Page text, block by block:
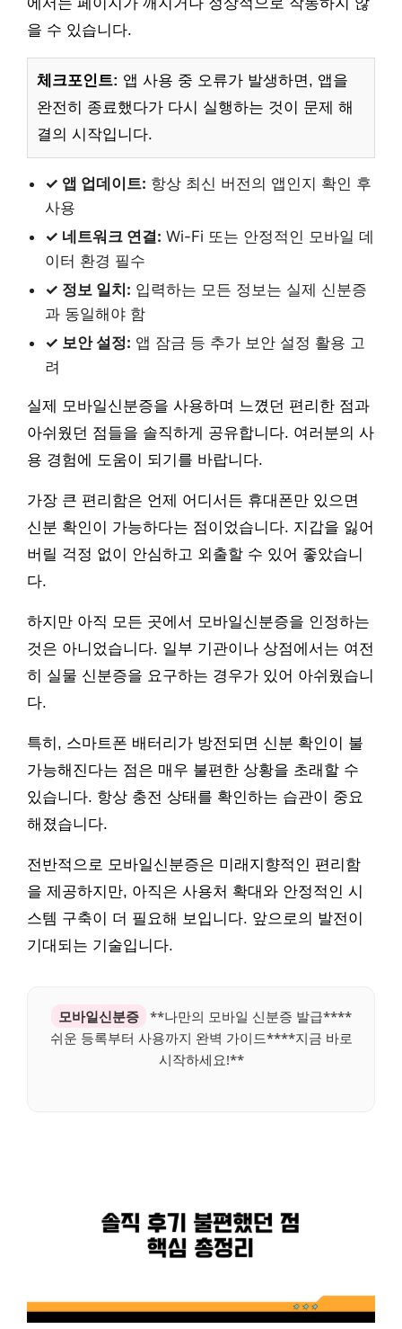
에서는 페이지가 깨지거나 정상적으로 작동하지 않
을 수 있습니다.
체크포인트: 앱 사용 중 오류가 발생하면, 앱을
완전히 종료했다가 다시 실행하는 것이 문제 해
결의 시작입니다.
✓ 앱 업데이트: 항상 최신 버전의 앱인지 확인 후
사용
✓ 네트워크 연결: Wi-Fi 또는 안정적인 모바일 데
이터 환경 필수
✓ 정보 일치: 입력하는 모든 정보는 실제 신분증
과 동일해야 함
✓ 보안 설정: 앱 잠금 등 추가 보안 설정 활용 고
려
실제 모바일신분증을 사용하며 느꼈던 편리한 점과
아쉬웠던 점들을 솔직하게 공유합니다. 여러분의 사
용 경험에 도움이 되기를 바랍니다.
가장 큰 편리함은 언제 어디서든 휴대폰만 있으면
신분 확인이 가능하다는 점이었습니다. 지갑을 잃어
버릴 걱정 없이 안심하고 외출할 수 있어 좋았습니
다.
하지만 아직 모든 곳에서 모바일신분증을 인정하는
것은 아니었습니다. 일부 기관이나 상점에서는 여전
히 실물 신분증을 요구하는 경우가 있어 아쉬웠습니
다.
특히, 스마트폰 배터리가 방전되면 신분 확인이 불
가능해진다는 점은 매우 불편한 상황을 초래할 수
있습니다. 항상 충전 상태를 확인하는 습관이 중요
해졌습니다.
전반적으로 모바일신분증은 미래지향적인 편리함
을 제공하지만, 아직은 사용처 확대와 안정적인 시
스템 구축이 더 필요해 보입니다. 앞으로의 발전이
기대되는 기술입니다.
모바일신분증
**나만의 모바일 신분증 발급****
쉬운 등록부터 사용까지 완벽 가이드****지금 바로
시작하세요!**